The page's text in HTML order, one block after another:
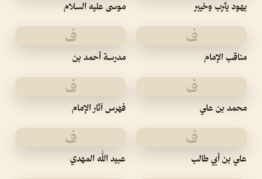
يهود يثرب وخيبر موسى عليه السلام
ف
مناقب الإمام
ف
مدرسة أحمد بن
ف
محمد بن علي
ف
فهرس آثار الإمام
ف
علي بن أبي طالب
ف
عبيد الله المهدي